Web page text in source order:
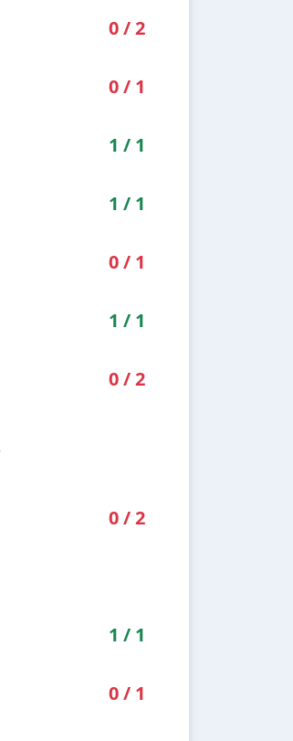
0/2
0/ 1
1 / 1
1 / 1
0/ 1
1 / 1
0/2
0/2
1 / 1
0/ 1